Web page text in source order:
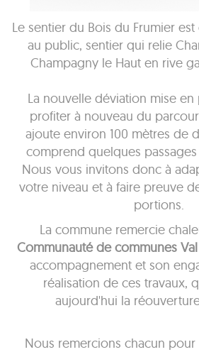
Le sentier du Bois du Frumier
au public, sentier qui relie
Champagny le Haut en rive
La nouvelle déviation mise
profiter à nouveau du
ajoute environ 100 mètres de
comprend quelques
Nous vous invitons donc à
votre niveau et à faire preuve
portions.
La commune remercie
Communauté de communes
accompagnement et son
réalisation de ces travaux,
aujourd'hui la
Nous remercions chacun pour